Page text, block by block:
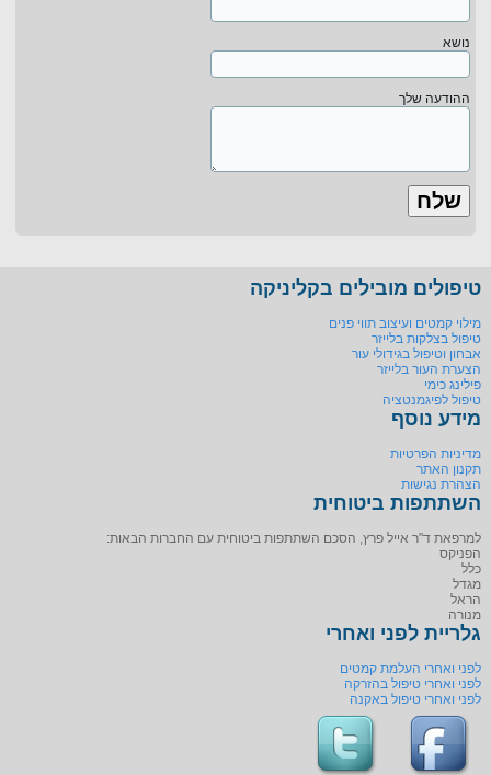
נושא
ההודעה שלך
טיפולים מובילים בקליניקה
מילוי קמטים ועיצוב תווי פנים
טיפול בצלקות בלייזר
אבחון וטיפול בגידולי עור
הצערת העור בלייזר
פילינג כימי
טיפול לפיגמנטציה
מידע נוסף
מדיניות הפרטיות
תקנון האתר
הצהרת נגישות
השתתפות ביטוחית
למרפאת ד"ר אייל פרץ, הסכם השתתפות ביטוחית עם החברות הבאות:
הפניקס
כלל
מגדל
הראל
מנורה
גלריית לפני ואחרי
לפני ואחרי העלמת קמטים
לפני ואחרי טיפול בהזרקה
לפני ואחרי טיפול באקנה